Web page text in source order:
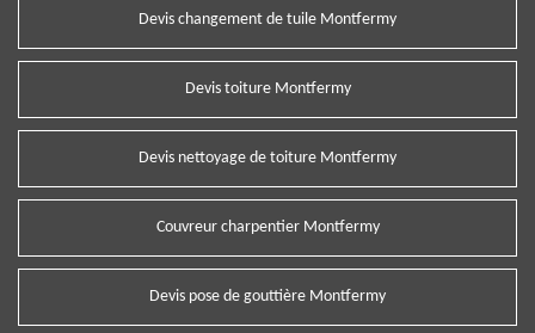
Devis changement de tuile Montfermy
Devis toiture Montfermy
Devis nettoyage de toiture Montfermy
Couvreur charpentier Montfermy
Devis pose de gouttière Montfermy